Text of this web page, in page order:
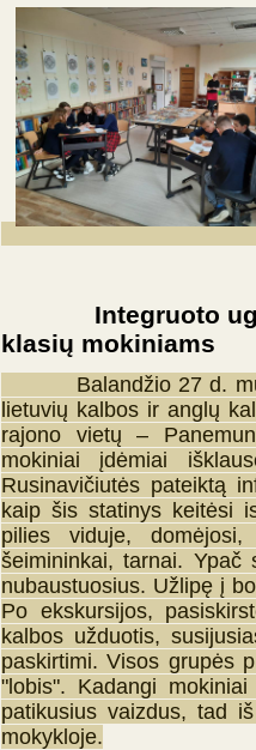
Integruoto
klasių mokiniams
Balandžio 27 d. mūsų
lietuvių kalbos ir anglų
rajono vietų –
mokiniai įdėmiai
Rusinavičiutės pateiktą
kaip šis statinys keitėsi
pilies viduje,
šeimininkai, tarnai. Ypač
nubaustuosius. Užlipę į
Po ekskursijos,
kalbos užduotis,
paskirtimi. Visos grupės
"lobis". Kadangi
patikusius vaizdus, tad
mokykloje.